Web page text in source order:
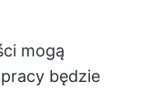
mogą
będzie